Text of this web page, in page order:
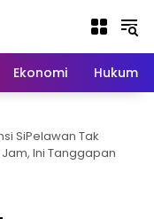
Ekonomi Hukum
SiPelawan Tak
Ini Tanggapan